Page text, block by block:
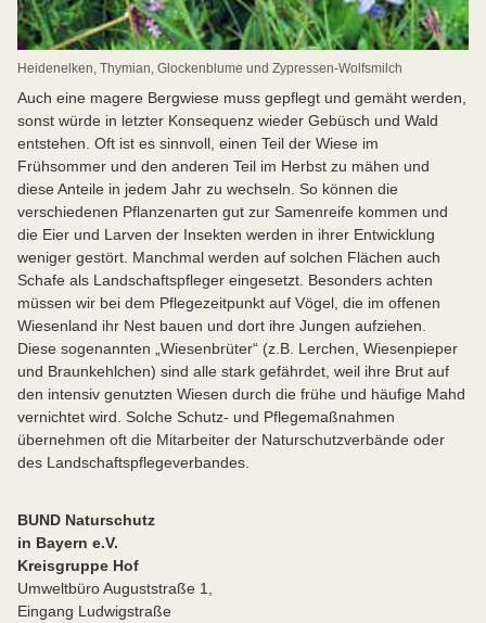
Heidenelken, Thymian, Glockenblume und Zypressen-Wolfsmilch
Auch eine magere Bergwiese muss gepflegt und gemäht werden,
sonst würde in letzter Konsequenz wieder Gebüsch und Wald
entstehen. Oft ist es sinnvoll, einen Teil der Wiese im
Frühsommer und den anderen Teil im Herbst zu mähen und
diese Anteile in jedem Jahr zu wechseln. So können die
verschiedenen Pflanzenarten gut zur Samenreife kommen und
die Eier und Larven der Insekten werden in ihrer Entwicklung
weniger gestört. Manchmal werden auf solchen Flächen auch
Schafe als Landschaftspfleger eingesetzt. Besonders achten
müssen wir bei dem Pflegezeitpunkt auf Vögel, die im offenen
Wiesenland ihr Nest bauen und dort ihre Jungen aufziehen.
Diese sogenannten „Wiesenbrüter“ (z.B. Lerchen, Wiesenpieper
und Braunkehlchen) sind alle stark gefährdet, weil ihre Brut auf
den intensiv genutzten Wiesen durch die frühe und häufige Mahd
vernichtet wird. Solche Schutz- und Pflegemaßnahmen
übernehmen oft die Mitarbeiter der Naturschutzverbände oder
des Landschaftspflegeverbandes.
BUND Naturschutz
in Bayern e.V.
Kreisgruppe Hof
Umweltbüro Auguststraße 1,
Eingang Ludwigstraße